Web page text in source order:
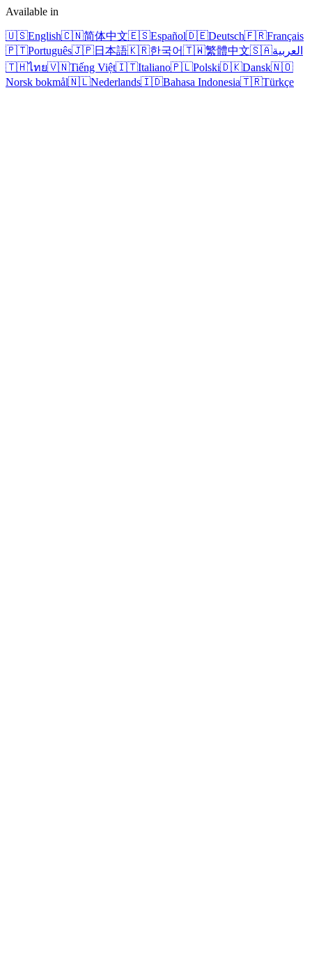
Available in
🇺🇸English🇨🇳简体中文🇪🇸Español🇩🇪Deutsch🇫🇷Français
🇵🇹Português🇯🇵日本語🇰🇷한국어🇹🇼繁體中文🇸🇦العربية
🇹🇭ไทย🇻🇳Tiếng Việt🇮🇹Italiano🇵🇱Polski🇩🇰Dansk🇳🇴
Norsk bokmål🇳🇱Nederlands🇮🇩Bahasa Indonesia🇹🇷Türkçe